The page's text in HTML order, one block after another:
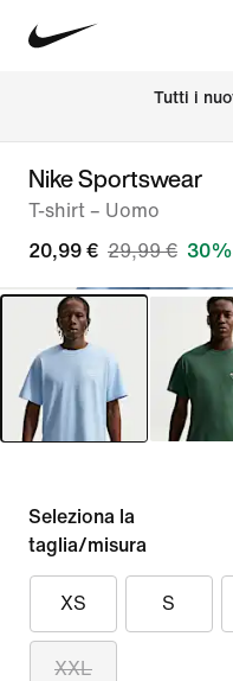
Tutti i
Nike Sportswear
T-shirt – Uomo
20,99 € 29,99 € 30%
Seleziona la
taglia/misura
XS S
XXL